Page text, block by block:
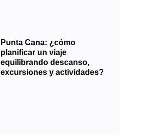
Punta Cana: ¿cómo
planificar un viaje
equilibrando descanso,
excursiones y actividades?